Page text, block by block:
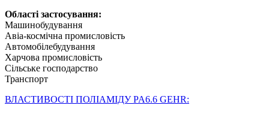
Області застосування:
Машинобудування
Авіа-космічна промисловість
Автомобілебудування
Харчова промисловість
Сільське господарство
Транспорт
ВЛАСТИВОСТІ ПОЛІАМІДУ PA6.6 GEHR: